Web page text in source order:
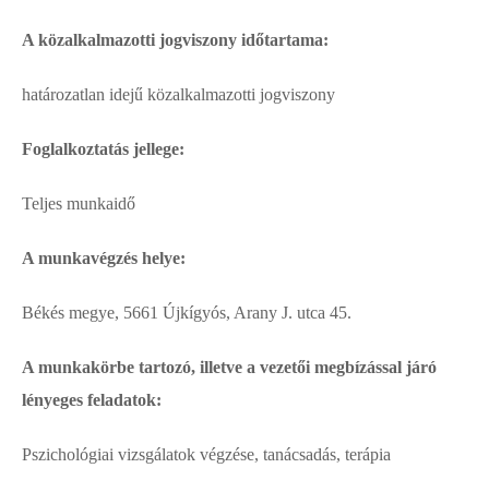
A közalkalmazotti jogviszony időtartama:
határozatlan idejű közalkalmazotti jogviszony
Foglalkoztatás jellege:
Teljes munkaidő
A munkavégzés helye:
Békés megye, 5661 Újkígyós, Arany J. utca 45.
A munkakörbe tartozó, illetve a vezetői megbízással járó
lényeges feladatok:
Pszichológiai vizsgálatok végzése, tanácsadás, terápia